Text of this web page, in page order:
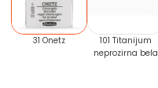
31 Onetz
101 Titanijum
neprozirna bela